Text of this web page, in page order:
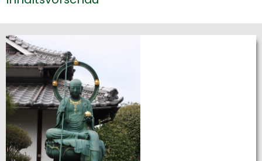
Pilgerweg verbindet die 88 Tempel der Insel
eindruckvoll über seine Erfahrungen. Klicken Sie auf